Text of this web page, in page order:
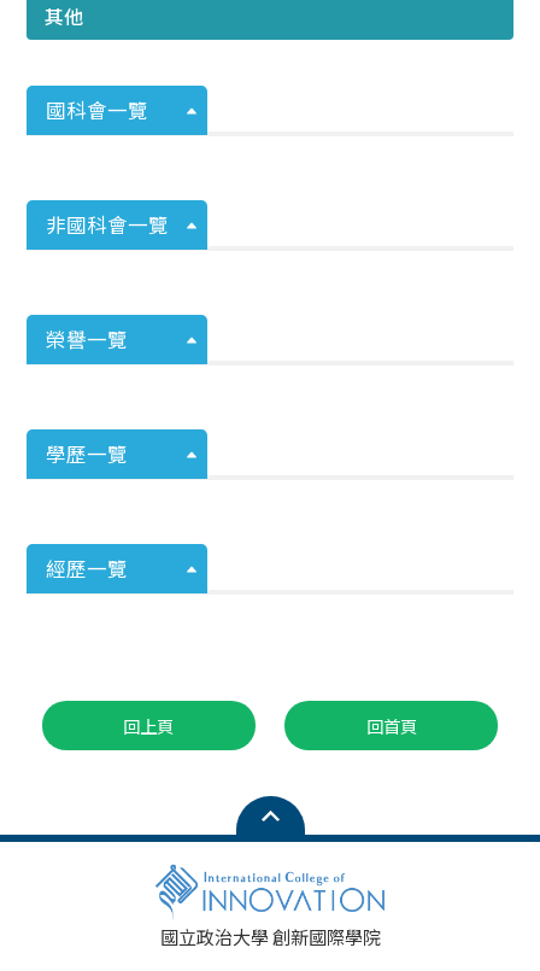
其他
國科會一覽
非國科會一覽
榮譽一覽
學歷一覽
經歷一覽
回上頁 回首頁
國立政治大學 創新國際學院